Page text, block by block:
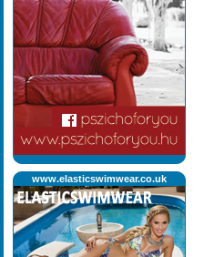
www.elasticswimwear.co.uk